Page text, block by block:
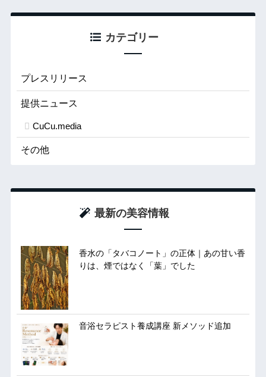
カテゴリー
プレスリリース
提供ニュース
CuCu.media
その他
最新の美容情報
香水の「タバコノート」の正体｜あの甘い香
りは、煙ではなく「葉」でした
音浴セラピスト養成講座 新メソッド追加